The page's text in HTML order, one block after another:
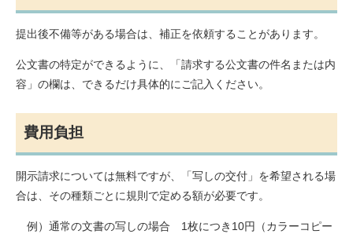
提出後不備等がある場合は、補正を依頼することがあります。
公文書の特定ができるように、「請求する公文書の件名または内
容」の欄は、できるだけ具体的にご記入ください。
費用負担
開示請求については無料ですが、「写しの交付」を希望される場
合は、その種類ごとに規則で定める額が必要です。
例）通常の文書の写しの場合 1枚につき10円（カラーコピー